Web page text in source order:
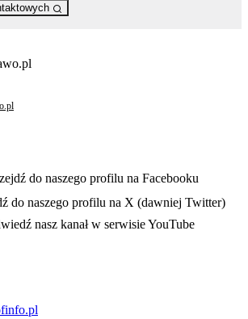
- otwiera się w nowej karcie
do naszego profilu na Facebooku
nowej karcie
do naszego profilu na X (dawniej Twitter)
- otwiera się w nowej karcie
nasz kanał w serwisie YouTube